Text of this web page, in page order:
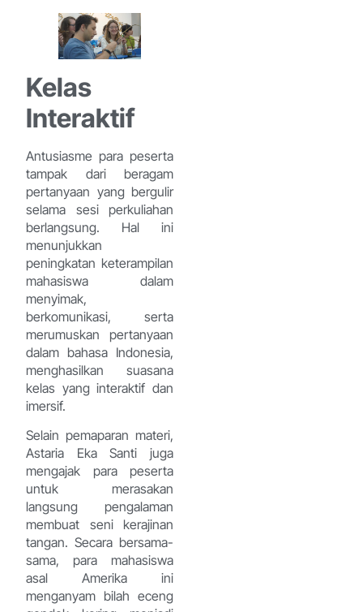
Kelas
Interaktif
Antusiasme para peserta
tampak dari beragam
pertanyaan yang bergulir
selama sesi perkuliahan
berlangsung. Hal ini
menunjukkan
peningkatan keterampilan
mahasiswa dalam
menyimak,
berkomunikasi, serta
merumuskan pertanyaan
dalam bahasa Indonesia,
menghasilkan suasana
kelas yang interaktif dan
imersif.
Selain pemaparan materi,
Astaria Eka Santi juga
mengajak para peserta
untuk merasakan
langsung pengalaman
membuat seni kerajinan
tangan. Secara bersama-
sama, para mahasiswa
asal Amerika ini
menganyam bilah eceng